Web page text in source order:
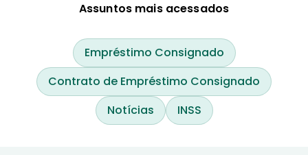
Assuntos mais acessados
Empréstimo Consignado
Contrato de Empréstimo Consignado
Notícias
INSS